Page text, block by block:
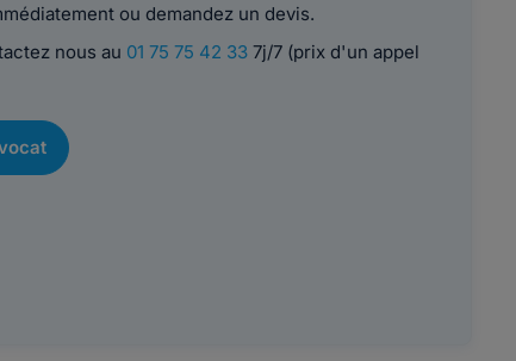
ou demandez un devis.
nous au 01 75 75 42 337j/7 (prix d'un appel